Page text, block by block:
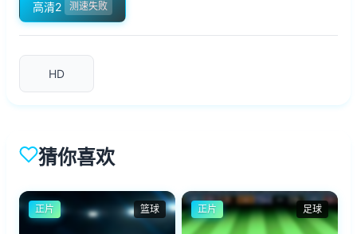
高清2 测速失败
HD
猜你喜欢
篮球
正片 足球
正片